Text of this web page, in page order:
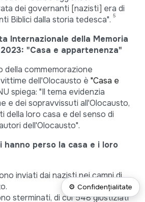
dei governanti [nazisti] era di
Biblici dalla storia tedesca". 5
Internazionale della Memoria
"Casa e appartenenza"
della commemorazione
dell'Olocausto è "Casa e
spiega: "Il tema evidenzia
e dei sopravvissuti all'Olocausto,
della loro casa e del senso di
dell'Olocausto".
perso la casa e i loro
inviati dai nazisti nei campi di
sterminati, di cui 548 giustiziati
⚙ Confidențialitate